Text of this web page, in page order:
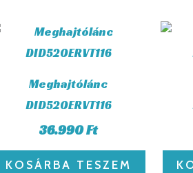
Meghajtólánc
DID520ERVT116
36.990Ft
KOSÁRBA TESZEM